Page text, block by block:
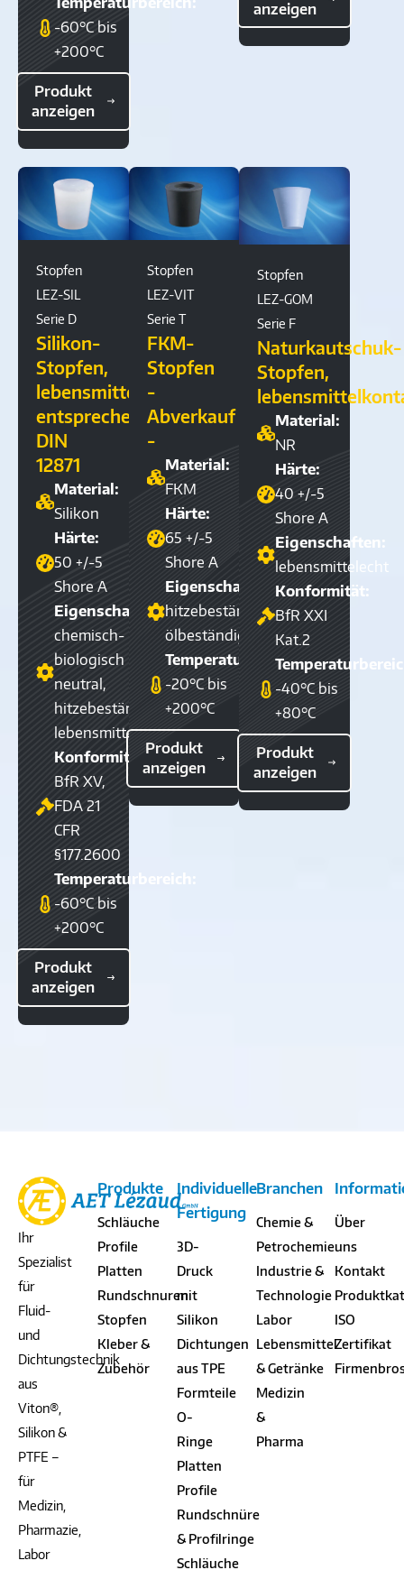
-60°C bis
+200°C
Produkt
anzeigen
anzeigen
Stopfen
LEZ-SIL
Serie D
Silikon-
Stopfen,
lebensmittelkontaktgeeignet,
entsprechend
DIN
12871
Material:
Silikon
Härte:
50 +/-5
Shore A
Eigenschaften:
chemisch-
biologisch
neutral,
hitzebeständig,
lebensmittelecht
Konformität:
BfR XV,
FDA 21
CFR
§177.2600
Temperaturbereich:
-60°C bis
+200°C
Produkt
anzeigen
Stopfen
LEZ-VIT
Serie T
FKM-
Stopfen
-
Abverkauf
-
Material:
FKM
Härte:
65 +/-5
Shore A
Eigenschaften:
hitzebeständig,
ölbeständig
Temperaturbereich:
-20°C bis
+200°C
Produkt
anzeigen
Stopfen
LEZ-GOM
Serie F
Naturkautschuk-
Stopfen,
Material:
NR
Härte:
40 +/-5
Shore A
Eigenschaften:
lebensmittelecht
Konformität:
BfR XXI
Kat.2
-40°C bis
+80°C
Produkt
anzeigen
Ihr
Spezialist
für
Fluid-
und
Dichtungstechnik
aus
Viton®,
Silikon &
PTFE –
für
Medizin,
Pharmazie,
Labor
Produkte
Schläuche
Profile
Platten
Rundschnuren
Stopfen
Kleber &
Zubehör
Individuelle
Fertigung
3D-
Druck
mit
Silikon
Dichtungen
aus TPE
Formteile
O-
Ringe
Platten
Profile
Rundschnüre
& Profilringe
Schläuche
Branchen
Chemie &
Petrochemie
Industrie &
Technologie
Labor
Lebensmittel
& Getränke
Medizin
&
Pharma
Über
uns
Kontakt
ISO
Zertifikat